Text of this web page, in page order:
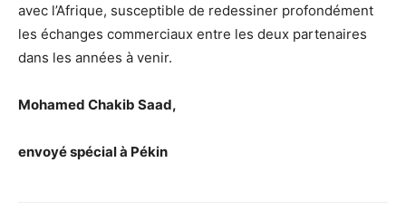
avec l’Afrique, susceptible de redessiner profondément
les échanges commerciaux entre les deux partenaires
dans les années à venir.
Mohamed Chakib Saad,
envoyé spécial à Pékin